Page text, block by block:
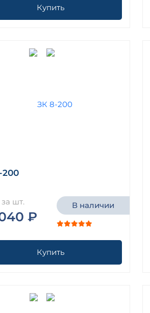
Купить
200
шт.
₽
В наличии
Купить